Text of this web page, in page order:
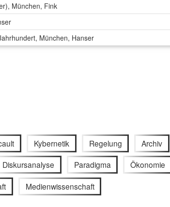
München, Fink
München, Hanser
Kybernetik Regelung Archiv
Diskursanalyse Paradigma Ökonomie
Medienwissenschaft